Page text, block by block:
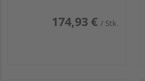
174,93 € / Stk.